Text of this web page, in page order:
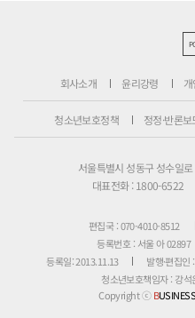
회사소개 윤리강령
청소년보호정책 정정·반론보
서울특별시 성동구 성수일
대표전화 : 1800-6522
편집국 : 070-4010-8512
등록번호 : 서울 아 02897
등록일: 2013.11.13
발행·편집인
청소년보호책임자 : 강석
Copyright ⓒB